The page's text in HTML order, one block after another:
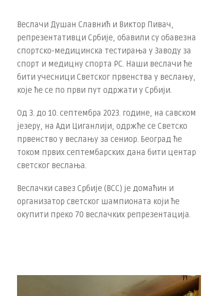
Веслачи Душан Славнић и Виктор Пивач,
репрезентативци Србије, обавили су обавезна
спортско-медицинска тестирања у Заводу за
спорт и медицну спорта РС. Наши веслачи ће
бити учесници Светског првенства у веслању,
које ће се по први пут одржати у Србији.
Од 3. до 10. септембра 2023. године, на савском
језеру, на Ади Циганлији, одржће се Светско
првенство у веслању за сениор. Београд ће
током првих септембарских дана бити центар
светског веслања.
Веслачки савез Србије (ВСС) је домаћин и
организатор светског шампионата који ће
окупити преко 70 веслачких репрезентација.